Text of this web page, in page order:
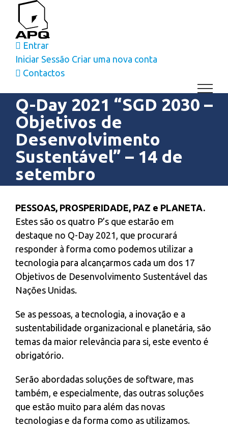
content
Entrar
Iniciar Sessão Criar uma nova conta
Contactos
Q-Day 2021 “SGD 2030 –
Objetivos de
Desenvolvimento
Sustentável” – 14 de
setembro
Larger
Image
PESSOAS, PROSPERIDADE, PAZ e PLANETA.
Estes são os quatro P’s que estarão em
destaque no Q-Day 2021, que procurará
responder à forma como podemos utilizar a
tecnologia para alcançarmos cada um dos 17
Objetivos de Desenvolvimento Sustentável das
Nações Unidas.
Se as pessoas, a tecnologia, a inovação e a
sustentabilidade organizacional e planetária, são
temas da maior relevância para si, este evento é
obrigatório.
Serão abordadas soluções de software, mas
também, e especialmente, das outras soluções
que estão muito para além das novas
tecnologias e da forma como as utilizamos.